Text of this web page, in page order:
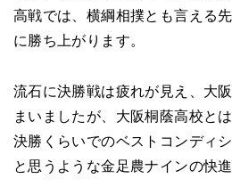
高戦では、横綱相撲とも言える
に勝ち上がります。
流石に決勝戦は疲れが見え、大
まいましたが、大阪桐蔭高校と
決勝くらいでのベストコンディ
と思うような金足農ナインの快進